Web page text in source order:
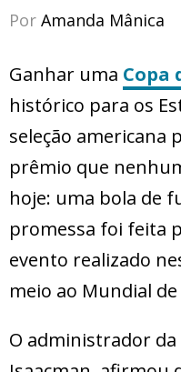
Por Amanda Mânica
Ganhar uma Copa
histórico para os
seleção americana
prêmio que
hoje: uma bola de
promessa foi feita
evento realizado
meio ao Mundial de
O administrador da